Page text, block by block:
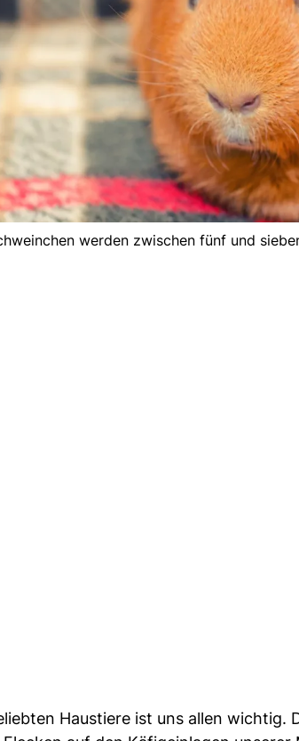
werden zwischen fünf und
Haustiere ist uns allen wichtig.